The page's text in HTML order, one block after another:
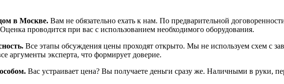
в Москве. Вам не обязательно ехать к нам. По предварительной
проводится при вас с использованием необходимого оборудования.
Все этапы обсуждения цены проходят открыто. Мы не используем схем с
аргументы эксперта, что формирует доверие.
Вас устраивает цена? Вы получаете деньги сразу же. Наличными в руки,